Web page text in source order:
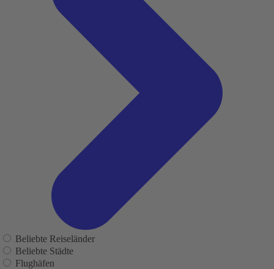
Beliebte Reiseländer
Beliebte Städte
Flughäfen